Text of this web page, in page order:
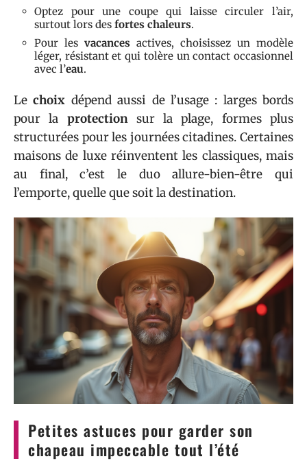
Optez pour une coupe qui laisse circuler l’air,
surtout lors des fortes chaleurs.
Pour les vacances actives, choisissez un modèle
léger, résistant et qui tolère un contact occasionnel
avec l’eau.
Lechoix dépend aussi de l’usage : larges bords
pour la protectionsur la plage, formes plus
structurées pour les journées citadines. Certaines
maisons de luxe réinventent les classiques, mais
au final, c’est le duo allure-bien-être qui
l’emporte, quelle que soit la destination.
Petites astuces pour garder son
chapeau impeccable tout l’été